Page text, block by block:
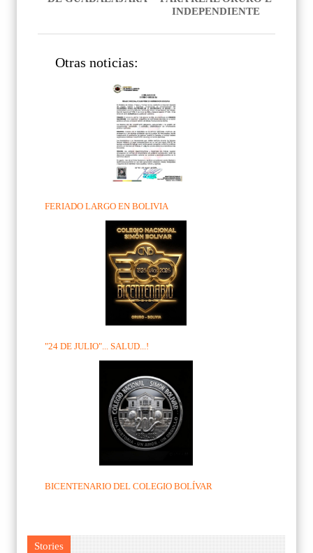
INDEPENDIENTE
Otras noticias:
FERIADO LARGO EN BOLIVIA
"24 DE JULIO"... SALUD...!
BICENTENARIO DEL COLEGIO BOLÍVAR
Stories